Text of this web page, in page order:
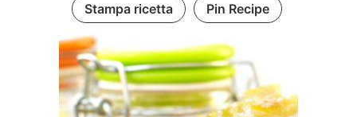
Stampa ricetta Pin Recipe